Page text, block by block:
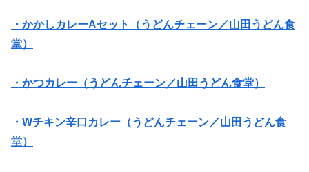
・かかしカレーAセット（うどんチェーン／山田うどん食
堂）
・かつカレー（うどんチェーン／山田うどん食堂）
・Wチキン辛口カレー（うどんチェーン／山田うどん食
堂）